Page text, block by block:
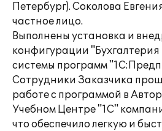
Петербург). Соколова
частное лицо.
Выполнены установка и
конфигурации
системы программ
Сотрудники Заказчика
работе с программой в
Учебном Центре "1С"
что обеспечило легкую и